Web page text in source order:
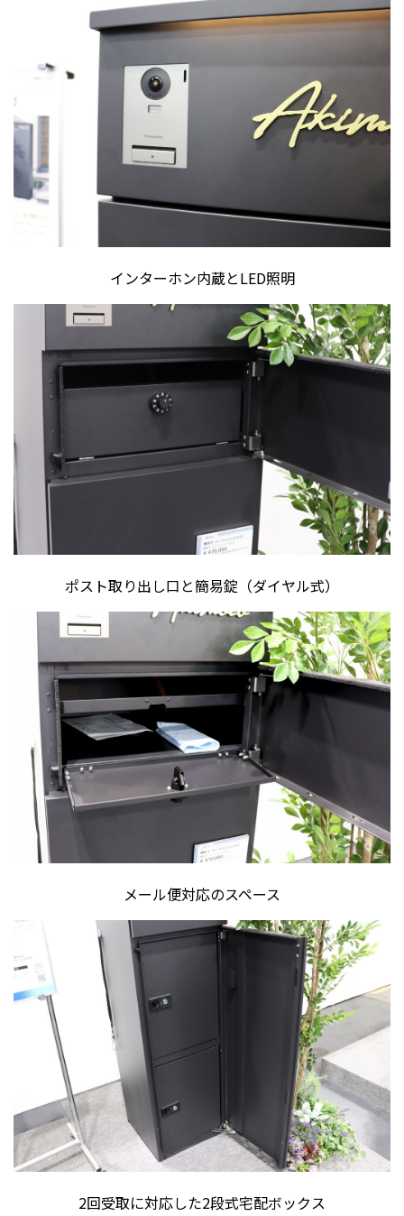
インターホン内蔵とLED照明
ポスト取り出し口と簡易錠（ダイヤル式）
メール便対応のスペース
2回受取に対応した2段式宅配ボックス